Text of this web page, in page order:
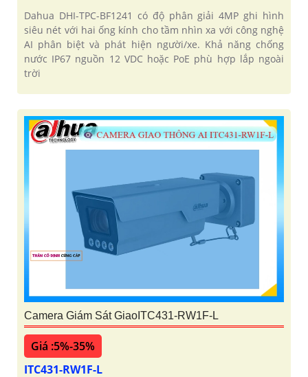
Dahua DHI-TPC-BF1241 có độ phân giải 4MP ghi hình
siêu nét với hai ống kính cho tầm nhìn xa với công nghệ
AI phân biệt và phát hiện người/xe. Khả năng chống
nước IP67 nguồn 12 VDC hoặc PoE phù hợp lắp ngoài
trời
Camera Giám Sát GiaoITC431-RW1F-L
Giá :5%-35%
ITC431-RW1F-L